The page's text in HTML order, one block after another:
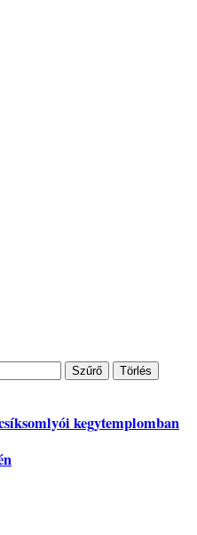
Szűrő Törlés
kegytemplomban